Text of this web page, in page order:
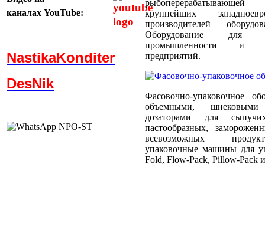
каналах YouTube:
NastikaKonditer
DesNik
крупнейших
производителей
Оборудование для
промышленности и
предприятий.
Фасовочно-упаковочное
объемными,
дозаторами для
пастообразных,
всевозможных
упаковочные машины для
Fold, Flow-Pack, Pillow-Pack